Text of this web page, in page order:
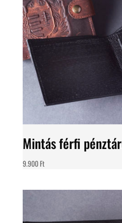
Mintás férfi
9.900Ft